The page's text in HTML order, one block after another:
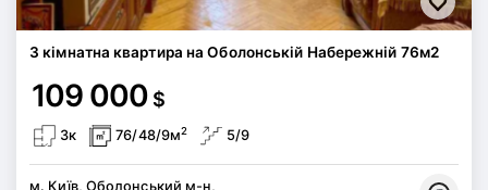
3 кімнатна квартира на Оболонській Набережній 76м2
109 000 $
3к 76/48/9м2 5/9
м. Київ, Оболонський м-н,